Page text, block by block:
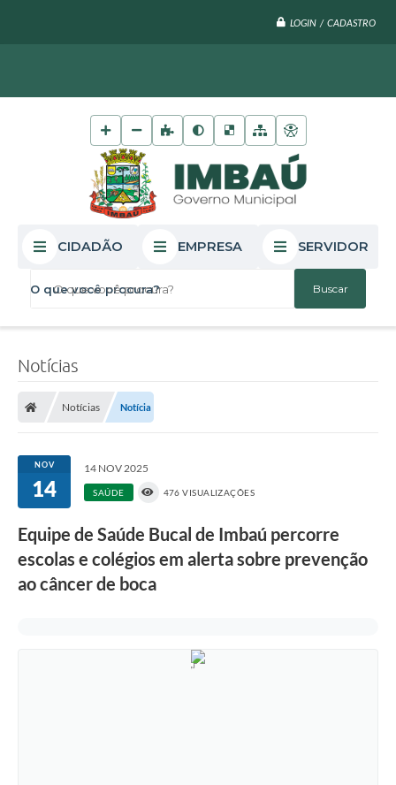
LOGIN / CADASTRO
O que você procura?
CIDADÃO EMPRESA SERVIDOR
Notícias
Notícias Notícia
NOV
14
14 NOV 2025
SAÚDE 476 VISUALIZAÇÕES
Equipe de Saúde Bucal de Imbaú percorre
escolas e colégios em alerta sobre prevenção
ao câncer de boca